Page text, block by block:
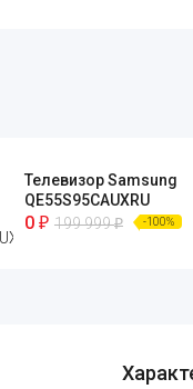
Телевизор Samsung
QE55S95CAUXRU
0 ₽ 199 999₽ -100%